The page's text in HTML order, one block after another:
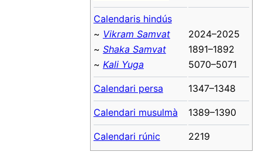
Calendaris hindús
~ Vikram Samvat
~ Shaka Samvat
~ Kali Yuga
2024–2025
1891–1892
5070–5071
Calendari persa 1347–1348
Calendari musulmà 1389–1390
Calendari rúnic 2219